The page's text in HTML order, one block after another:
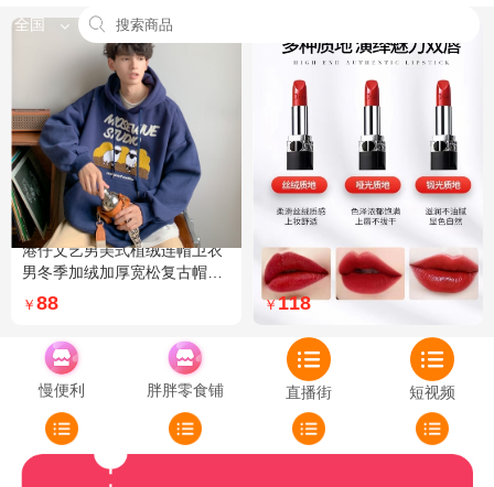
全国
港仔文艺男美式植绒连帽卫衣
男冬季加绒加厚宽松复古帽衫
外套 XXL 加绒 5XL 灰色加绒
￥ 88
Dior迪奥全新烈艳蓝金口红品
牌授权经典藤格纹饰带丝绒质
地999色号传奇红唇哑光 哑光
￥118
慢便利 胖胖零食铺 直播街 短视频